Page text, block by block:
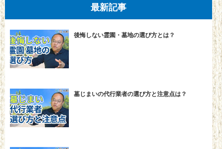
最新記事
後悔しない霊園・墓地の選び方とは？
墓じまいの代行業者の選び方と注意点は？